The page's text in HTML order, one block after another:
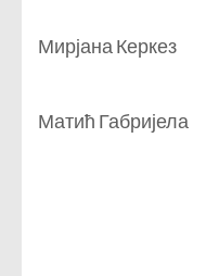
Мирјана Керкез
Матић Габријела